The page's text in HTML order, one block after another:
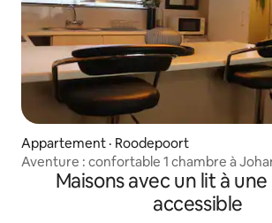
Appartement · Roodepoort
Aventure : confortable 1 chambre à
Maisons avec un lit à
accessible